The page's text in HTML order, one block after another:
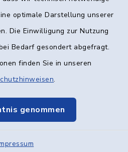
optimale Darstellung unserer
Die Einwilligung zur Nutzung
Bedarf gesondert abgefragt.
finden Sie in unseren
.
genommen
Kommunikation